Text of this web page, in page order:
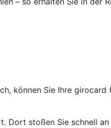
können Sie Ihre
stoßen Sie schnell